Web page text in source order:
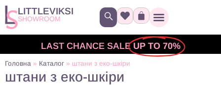
LITTLEVIKSI
SHOWROOM
LAST CHANCE SALE UP TO 70%
Головна » Каталог » штани з еко-шкіри
штани з еко-шкіри